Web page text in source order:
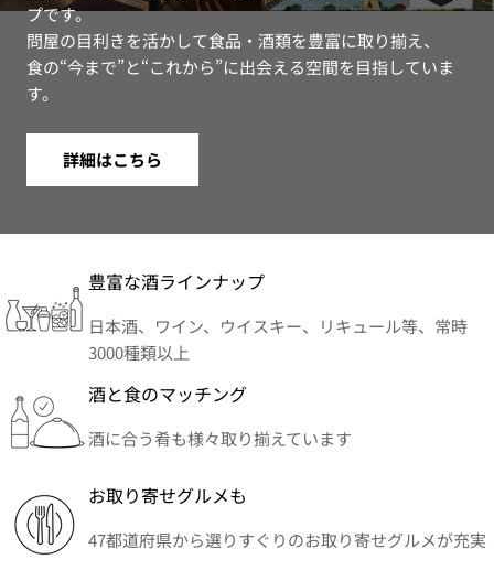
プです。
問屋の目利きを活かして食品・酒類を豊富に取り揃え、
食の“今まで”と“これから”に出会える空間を目指していま
す。
詳細はこちら
豊富な酒ラインナップ
日本酒、ワイン、ウイスキー、リキュール等、常時
3000種類以上
酒と食のマッチング
酒に合う肴も様々取り揃えています
お取り寄せグルメも
47都道府県から選りすぐりのお取り寄せグルメが充実